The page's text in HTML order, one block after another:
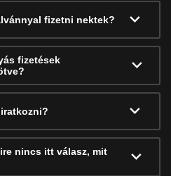
fizetni nektek?
fizetések
nincs itt válasz, mit